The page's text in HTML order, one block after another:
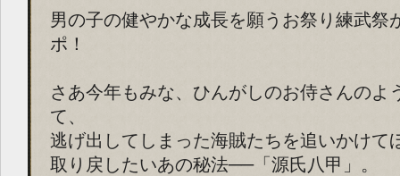
男の子の健やかな成長を願うお祭り練武祭
ポ！
さあ今年もみな、ひんがしのお侍さんのよ
て、
逃げ出してしまった海賊たちを追いかけて
取り戻したいあの秘法──「源氏八甲」。